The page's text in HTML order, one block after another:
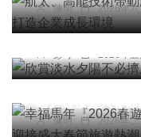
陳明 2026年
綜合新聞 旅遊
欣賞淡水夕陽不
彭可 2026年五
社會 綜合新聞
幸福馬年『2026
陳明 2026年
旅遊
迎接嘉義縣「